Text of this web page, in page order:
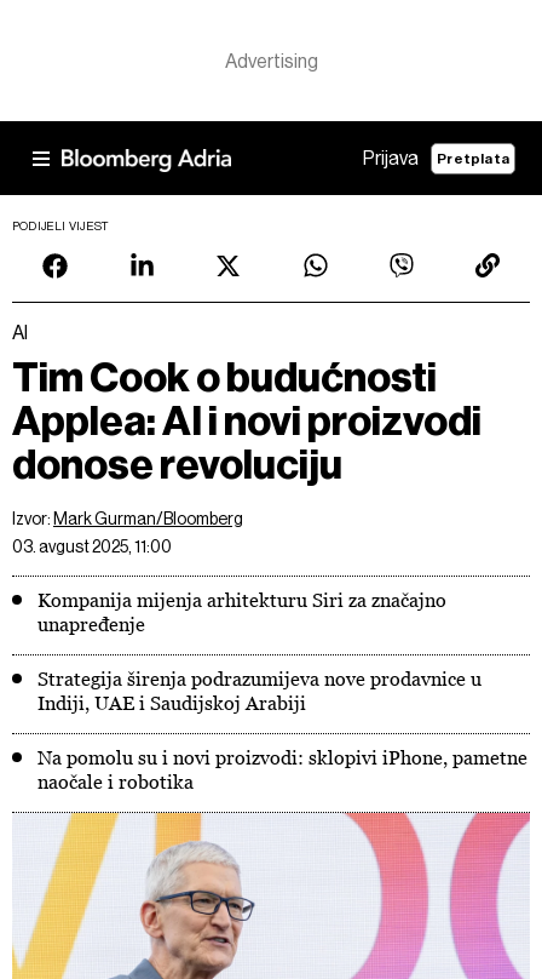
Prijava Pretplata
PODIJELI VIJEST
AI
Tim Cook o budućnosti
Applea: AI i novi proizvodi
donose revoluciju
Izvor: Mark Gurman/Bloomberg
03. avgust 2025, 11:00
Kompanija mijenja arhitekturu Siri za značajno
unapređenje
Strategija širenja podrazumijeva nove prodavnice u
Indiji, UAE i Saudijskoj Arabiji
Na pomolu su i novi proizvodi: sklopivi iPhone, pametne
naočale i robotika